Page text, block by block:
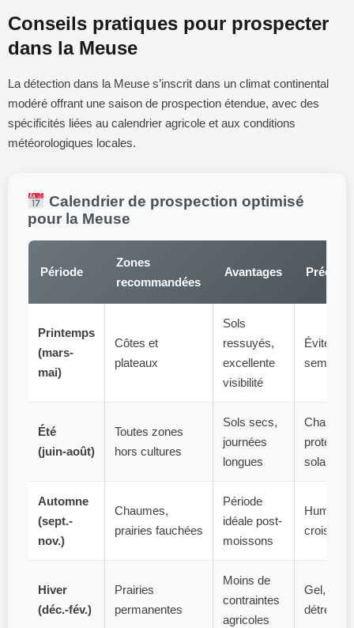
Conseils pratiques pour prospecter
dans la Meuse
La détection dans la Meuse s’inscrit dans un climat continental
modéré offrant une saison de prospection étendue, avec des
spécificités liées au calendrier agricole et aux conditions
météorologiques locales.
Calendrier de prospection optimisé
pour la Meuse
Période
Zones
recommandées
Avantages
Printemps
(mars-
mai)
Côtes et
plateaux
Sols
ressuyés,
excellente
visibilité
Éviter les
semis
Été
(juin-août)
Toutes zones
hors cultures
Sols secs,
journées
longues
Chaleur,
protection
solaire
Automne
(sept.-
nov.)
Chaumes,
prairies fauchées
Période
idéale post-
moissons
Humidité
Hiver
(déc.-fév.)
Prairies
permanentes
Moins de
contraintes
agricoles
Gel, sols